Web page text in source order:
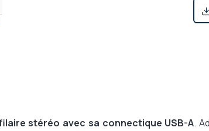
stéréo avec sa connectique USB-A.